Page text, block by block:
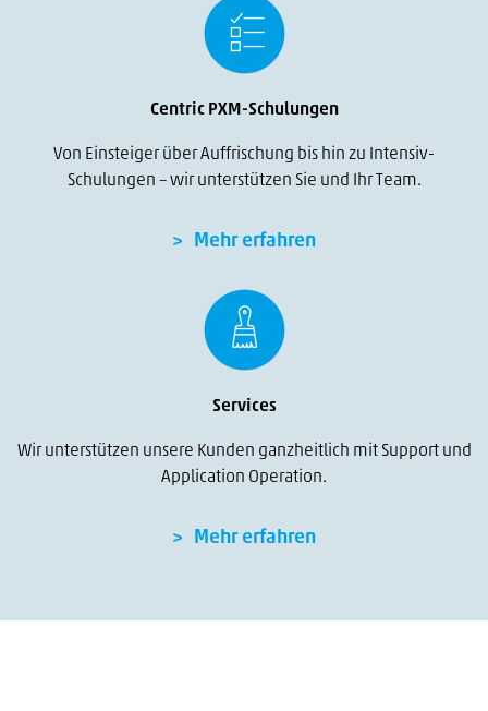
Centric PXM-Schulungen
Von Einsteiger über Auffrischung bis hin zu Intensiv-
Schulungen – wir unterstützen Sie und Ihr Team.
Mehr erfahren
Services
Wir unterstützen unsere Kunden ganzheitlich mit Support und
Application Operation.
Mehr erfahren